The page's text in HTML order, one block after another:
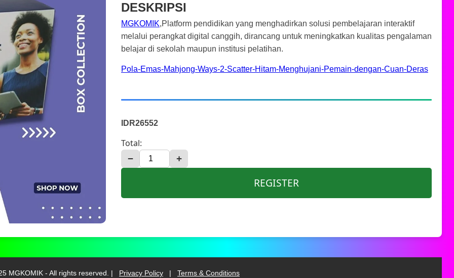
DESKRIPSI
MGKOMIK,Platform pendidikan yang menghadirkan solusi pembelajaran interaktif
melalui perangkat digital canggih, dirancang untuk meningkatkan kualitas pengalaman
belajar di sekolah maupun institusi pelatihan.
Pola-Emas-Mahjong-Ways-2-Scatter-Hitam-Menghujani-Pemain-dengan-Cuan-Deras
IDR26552
Total:
− +
REGISTER
MGKOMIK - All rights reserved. | Privacy Policy | Terms & Conditions